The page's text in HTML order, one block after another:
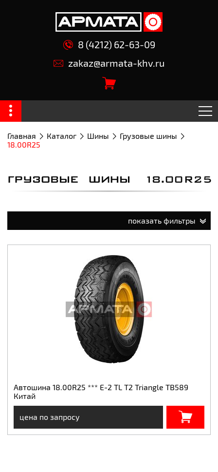
8 (4212) 62-63-09
zakaz@armata-khv.ru
Главная Каталог Шины
Грузовые шины
18.00R25
ГРУЗОВЫЕ ШИНЫ 18.00R25
показать фильтры
Автошина 18.00R25 *** E-2 TL T2 Triangle TB589
Китай
цена по запросу